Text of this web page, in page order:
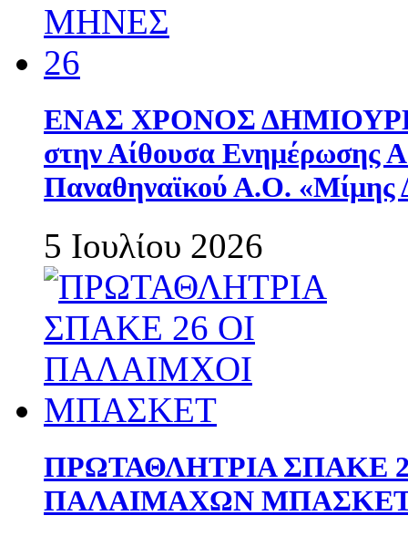
ΕΝΑΣ ΧΡΟΝΟΣ
στην Αίθουσα Ενημέρωσης
Παναθηναϊκού Α.Ο. «Μίμης
5 Ιουλίου 2026
ΠΡΩΤΑΘΛΗΤΡΙΑ ΣΠΑΚΕ
ΠΑΛΑΙΜΑΧΩΝ